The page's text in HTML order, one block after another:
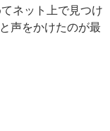
ネット上で見つけ
声をかけたのが最